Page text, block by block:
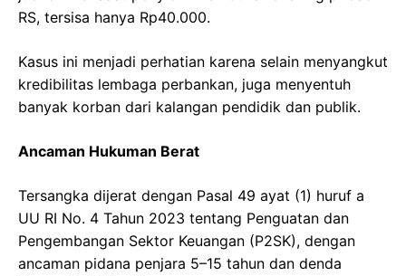
RS, tersisa hanya Rp40.000.
Kasus ini menjadi perhatian karena selain menyangkut
kredibilitas lembaga perbankan, juga menyentuh
banyak korban dari kalangan pendidik dan publik.
Ancaman Hukuman Berat
Tersangka dijerat dengan Pasal 49 ayat (1) huruf a
UU RI No. 4 Tahun 2023 tentang Penguatan dan
Pengembangan Sektor Keuangan (P2SK), dengan
ancaman pidana penjara 5–15 tahun dan denda